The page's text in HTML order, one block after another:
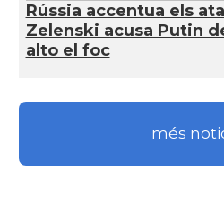
Rússia accentua els
Zelenski acusa Putin
alto el foc
més